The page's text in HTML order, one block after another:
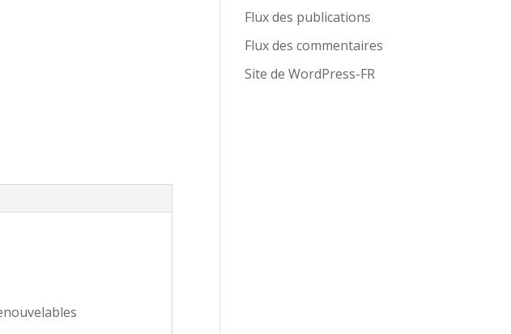
Flux des publications
Flux des commentaires
Site de WordPress-FR